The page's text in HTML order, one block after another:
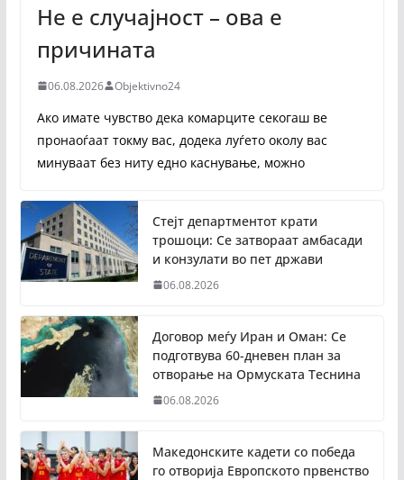
Не е случајност – ова е
причината
06.08.2026 Objektivno24
Ако имате чувство дека комарците секогаш ве
пронаоѓаат токму вас, додека луѓето околу вас
минуваат без ниту едно каснување, можно
Стејт департментот крати
трошоци: Се затвораат амбасади
и конзулати во пет држави
06.08.2026
Договор меѓу Иран и Оман: Се
подготвува 60-дневен план за
отворање на Ормуската Теснина
06.08.2026
Македонските кадети со победа
го отворија Европското првенство